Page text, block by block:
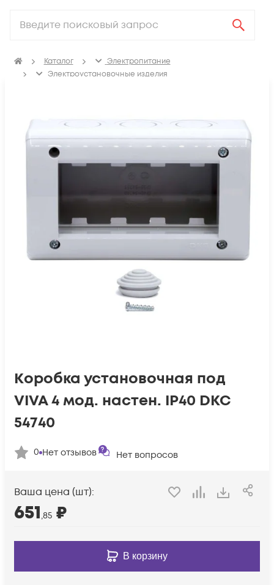
Каталог
Электропитание
Электроустановочные изделия
Коробка установочная под
VIVA 4 мод. настен. IP40 DKC
54740
0 Нет отзывов Нет вопросов
Ваша цена (шт):
651,85 ₽
В корзину